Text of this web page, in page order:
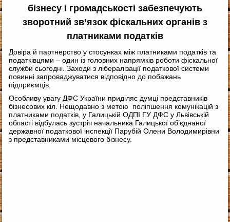
бізнесу і громадськості забезпечують
зворотний зв’язок фіскальних органів з
платниками податків
Довіра й партнерство у стосунках між платниками податків та
податківцями – один із головних напрямків роботи фіскальної
служби сьогодні. Заходи з лібералізації податкової системи
повинні запроваджуватися відповідно до побажань
підприємців.
Особливу увагу ДФС України приділяє думці представників
бізнесових кіл. Нещодавно з метою поліпшення комунікацій з
платниками податків, у Галицькій ОДПІ ГУ ДФС у Львівській
області відбулась зустріч начальника Галицької об’єднаної
державної податкової інспекції Парубій Олени Володимирівни
з представниками місцевого бізнесу.